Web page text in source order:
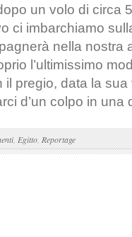
un volo di circa
ci imbarchiamo
nella nostra
l’ultimissimo
il pregio, data la
d’un colpo in una
, Egitto Reportage